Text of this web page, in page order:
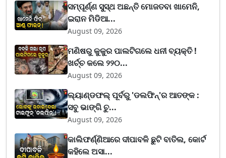
ସମ୍ପୂର୍ଣ୍ଣ ସୁସ୍ଥ ଅଛନ୍ତି ମୋଜତବା ଖାମେନି,
ଇରାନ ମିଡିଆ...
August 09, 2026
ମଣିଷରୁ କୁକୁର ପାଲଟିଗଲେ ଧନୀ ବ୍ୟକ୍ତି !
ଖର୍ଚ୍ଚ କଲେ ୨୨୦...
August 09, 2026
ଲ୍ୟାଣ୍ଡଫଲ୍ ପୂର୍ବରୁ 'ଡଲଫିନ୍'ର ଆତଙ୍କ :
ସବୁ ଭାଙ୍ଗି ଚୁ...
August 09, 2026
କାଲିଫର୍ଣ୍ଣିଆରେ ଦୀପାବଳି ଛୁଟି ବାତିଲ, କୋର୍ଟ
କହିଲେ ଅସା...